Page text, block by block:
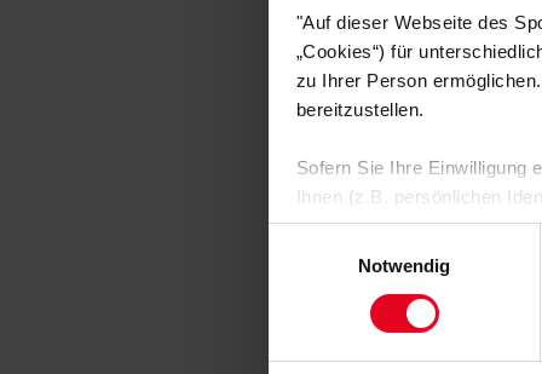
"Auf dieser Webseite des
„Cookies“) für
zu Ihrer Person
bereitzustellen.
Sofern Sie Ihre Einwilligung
Ihnen (z.B. persönlichen
zulassen“-Button stimmen
personenbezogenen Daten
Soweit Sie „Notwendige
Notwendig
Sommerhut